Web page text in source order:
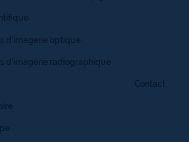
d’imagerie optique
d’imagerie radiographique
Contact